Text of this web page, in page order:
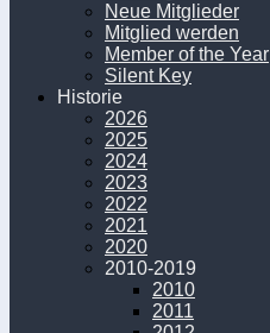
Neue Mitglieder
Mitglied werden
Member of the Year
Silent Key
Historie
2026
2025
2024
2023
2022
2021
2020
2010-2019
2010
2011